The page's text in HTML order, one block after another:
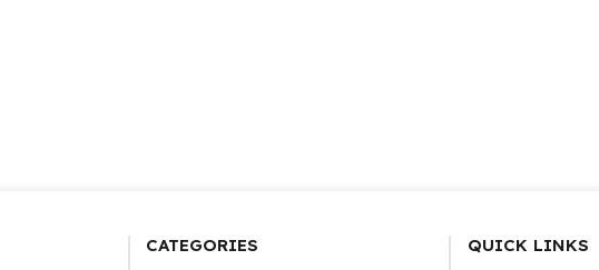
CATEGORIES QUICK LINKS